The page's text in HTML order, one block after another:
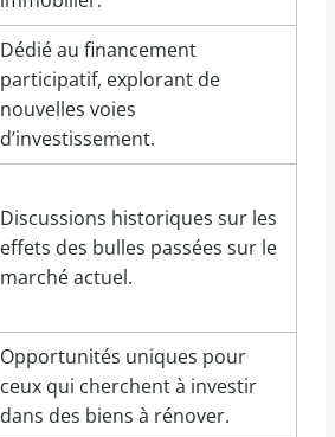
Dédié au financement
participatif, explorant de
nouvelles voies
d’investissement.
Discussions historiques sur les
effets des bulles passées sur le
marché actuel.
Opportunités uniques pour
ceux qui cherchent à investir
dans des biens à rénover.